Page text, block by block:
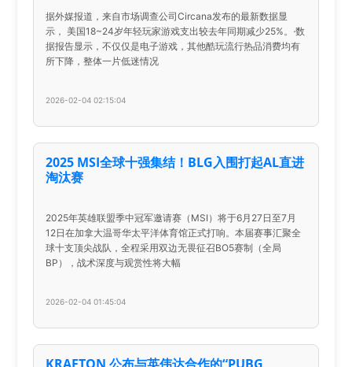
据外媒报道，来自市场调查公司Circana发布的最新数据显
示， 美国18~24岁年轻玩家游戏支出较去年同期减少25%。·数
据报告显示，不仅仅是电子游戏，其他酷玩流行热品消费均有
所下降，整体一片低迷情况
2026-02-04 02:15:04
2025 MSI全球十强集结！BLG入围打起AL直进
淘汰赛
2025年英雄联盟季中冠军邀请赛（MSI）将于6月27日至7月
12日在加拿大温哥华太平洋体育馆正式打响。本届赛事汇聚全
球十支顶尖战队，全程采用双边无畏征召BO5赛制（全局
BP），战术深度与观赏性将大幅
2026-02-04 01:45:04